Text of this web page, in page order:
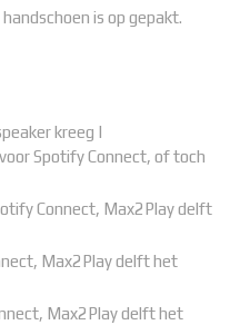
is op gepakt.
kreeg |
Spotify Connect, of toch
Connect, Max2Play delft
Max2Play delft het
Max2Play delft het